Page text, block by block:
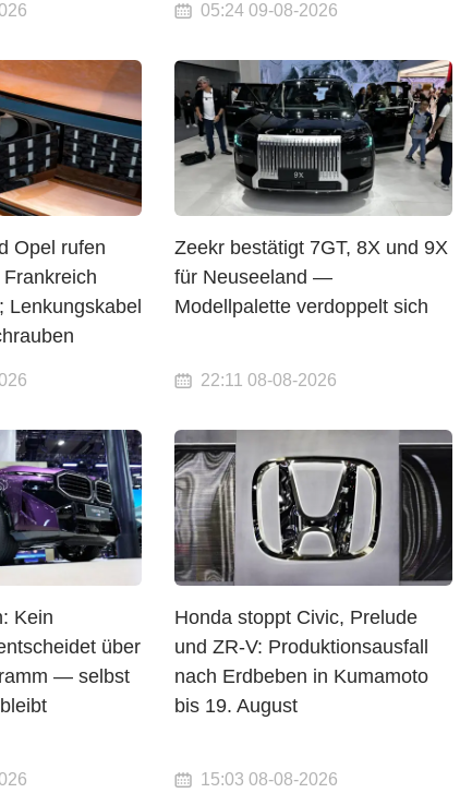
05:24 09-08-2026
Opel rufen
Lenkungskabel
Zeekr bestätigt 7GT, 8X und 9X
für Neuseeland —
Modellpalette verdoppelt sich
22:11 08-08-2026
Kein
über
— selbst
Honda stoppt Civic, Prelude
und ZR-V: Produktionsausfall
nach Erdbeben in Kumamoto
bis 19. August
15:03 08-08-2026